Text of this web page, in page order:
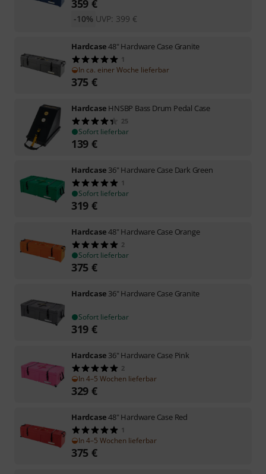
359 €
UVP: 399 €
-10%
Hardcase48" Hardware Case Granite
1
In ca. einer Woche lieferbar
375 €
Hardcase HNSBP Bass Drum Pedal Case
25
Sofort lieferbar
139 €
Hardcase 36" Hardware Case Dark Green
1
Sofort lieferbar
319 €
Hardcase48" Hardware Case Orange
2
Sofort lieferbar
375 €
Hardcase 36" Hardware Case Granite
Sofort lieferbar
319 €
Hardcase 36" Hardware Case Pink
2
In 4–5 Wochen lieferbar
329 €
Hardcase48" Hardware Case Red
1
In 4–5 Wochen lieferbar
375 €